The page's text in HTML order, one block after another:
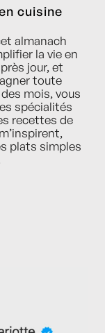
cuisine
almanach
la vie en
jour, et
toute
des mois, vous
spécialités
recettes de
plats simples